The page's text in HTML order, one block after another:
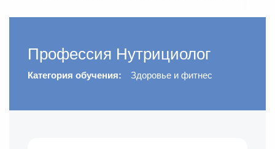
Профессия Нутрициолог
Категория обучения: Здоровье и фитнес